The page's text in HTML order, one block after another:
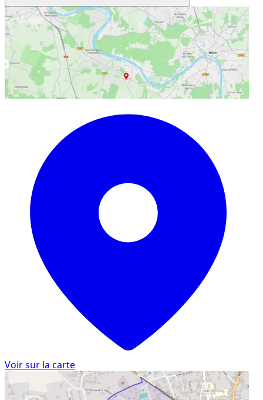
Voir sur la carte